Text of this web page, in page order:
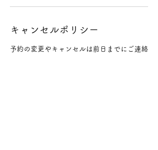
キャンセルポリシー
予約の変更やキャンセルは前日までにご連絡